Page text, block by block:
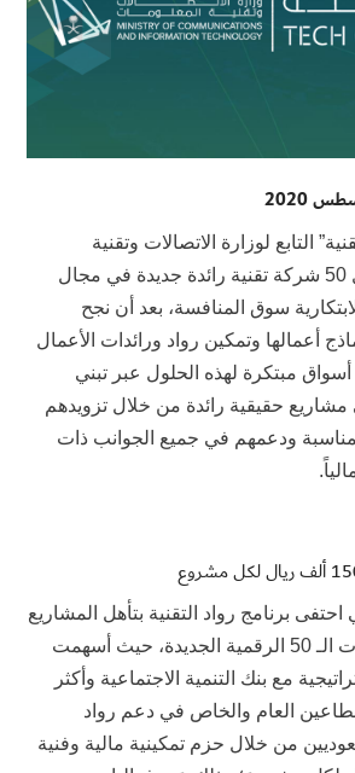
التابع لوزارة الاتصالات وتقنية
المعلومات عن دخول 50 شركة تقنية رائدة جديدة في مجال
سوق المنافسة، بعد أن نجح
أعمالها وتمكين رواد ورائدات الأعمال
مبتكرة لهذه الحلول عبر تبني
مشاريع حقيقية رائدة من خلال تزويدهم
ودعمهم في جميع الجوانب ذات
لكل مشروع
برنامج رواد التقنية بتأهل المشاريع
الفائزة ضمن الشركات الـ 50 الرقمية الجديدة، حيث أسهمت
مع بنك التنمية الاجتماعية وأكثر
القطاعين العام والخاص في دعم رواد
من خلال حزم تمكينية مالية وفنية